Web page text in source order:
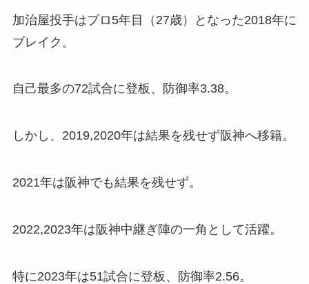
加治屋投手はプロ5年目（27歳）となった2018年に
ブレイク。
自己最多の72試合に登板、防御率3.38。
しかし、2019,2020年は結果を残せず阪神へ移籍。
2021年は阪神でも結果を残せず。
2022,2023年は阪神中継ぎ陣の一角として活躍。
特に2023年は51試合に登板、防御率2.56。